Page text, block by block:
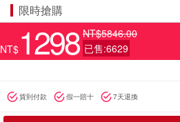
限時搶購
NT$ 1298 NT$5846.00
已售:6629
貨到付款 假一賠十 7天退換